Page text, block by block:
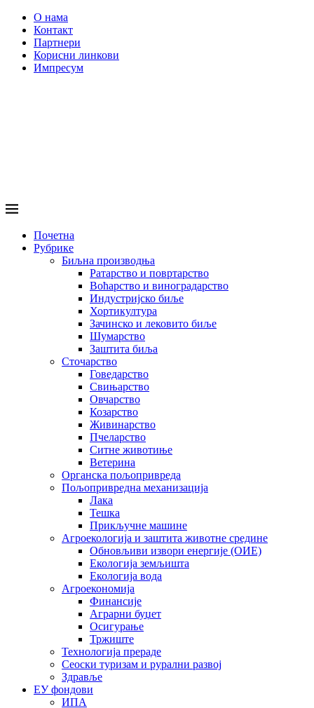
О нама
Контакт
Партнери
Корисни линкови
Импресум
Почетна
Рубрике
Биљна производња
Ратарство и повртарство
Воћарство и виноградарство
Индустријско биље
Хортикултура
Зачинско и лековито биље
Шумарство
Заштита биља
Сточарство
Говедарство
Свињарство
Овчарство
Козарство
Живинарство
Пчеларство
Ситне животиње
Ветерина
Органска пољопривреда
Пољопривредна механизација
Лака
Тешка
Прикључне машине
Агроекологија и заштита животне средине
Обновљиви извори енергије (ОИЕ)
Екологија земљишта
Екологија вода
Агроекономија
Финансије
Аграрни буџет
Осигурање
Тржиште
Технологија прераде
Сеоски туризам и рурални развој
Здравље
ЕУ фондови
ИПА